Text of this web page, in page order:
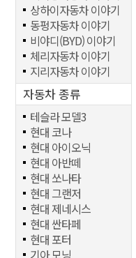
상하이자동차 이야기
동펑자동차 이야기
비야디(BYD) 이야기
체리자동차 이야기
지리자동차 이야기
자동차 종류
테슬라 모델3
현대 코나
현대 아이오닉
현대 아반떼
현대 쏘나타
현대 그랜저
현대 제네시스
현대 싼타페
현대 포터
기아 모닝